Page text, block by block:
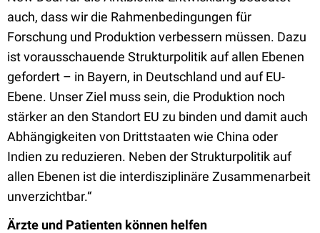
auch, dass wir die Rahmenbedingungen für
Forschung und Produktion verbessern müssen. Dazu
ist vorausschauende Strukturpolitik auf allen Ebenen
gefordert – in Bayern, in Deutschland und auf EU-
Ebene. Unser Ziel muss sein, die Produktion noch
stärker an den Standort EU zu binden und damit auch
Abhängigkeiten von Drittstaaten wie China oder
Indien zu reduzieren. Neben der Strukturpolitik auf
allen Ebenen ist die interdisziplinäre Zusammenarbeit
unverzichtbar.“
Ärzte und Patienten können helfen